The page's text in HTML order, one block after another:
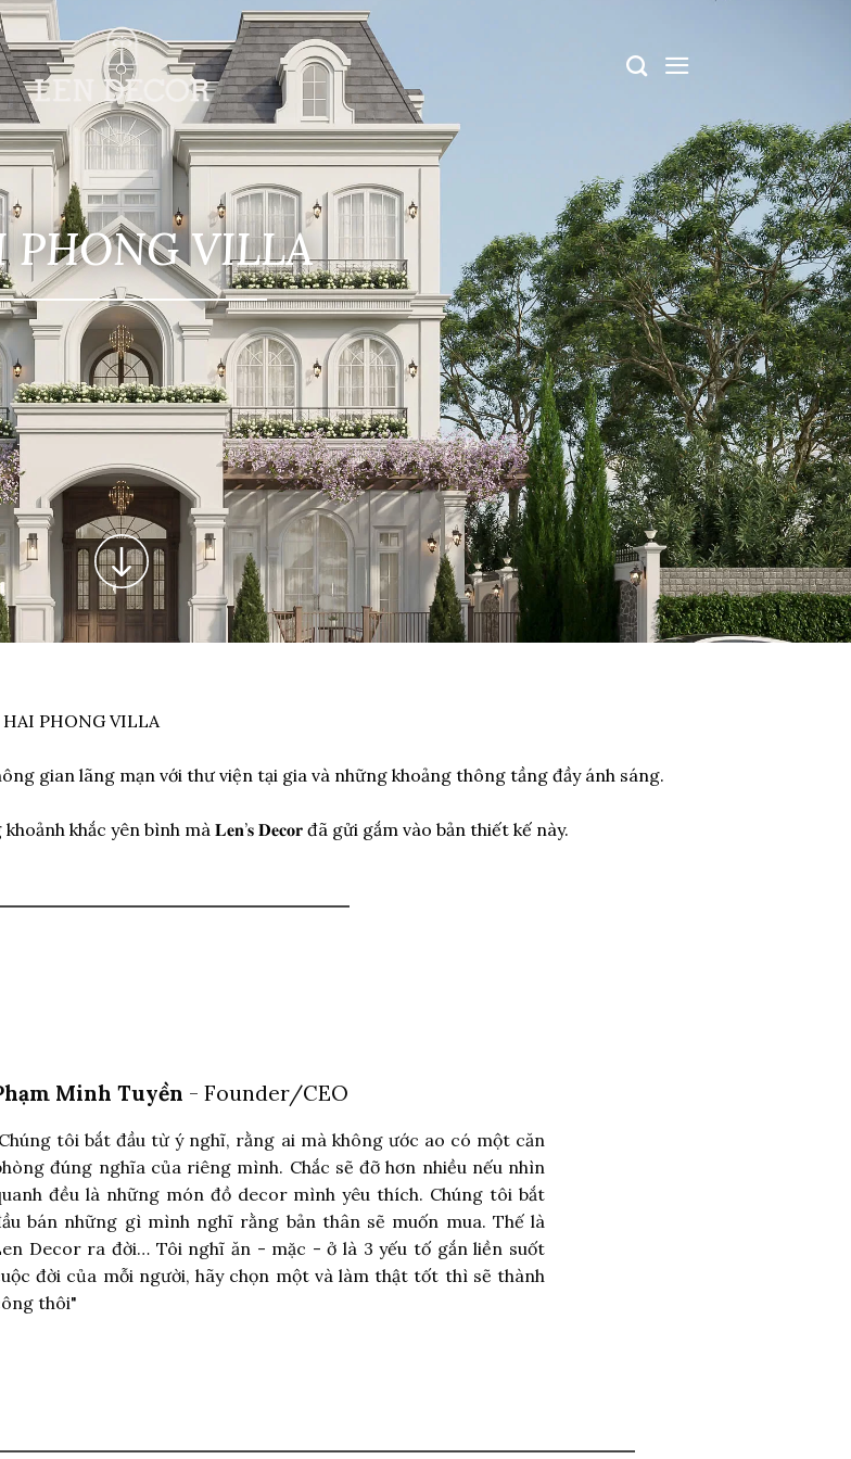
PHONG VILLA
PHONG VILLA
gian lãng mạn với thư viện tại gia và những khoảng thông tầng đầy ánh sáng.
khắc yên bình mà 𝐋𝐞𝐧’𝐬 𝐃𝐞𝐜𝐨𝐫 đã gửi gắm vào bản thiết kế này.
Minh Tuyền - Founder/CEO
tôi bắt đầu từ ý nghĩ, rằng ai mà không ước ao có một căn
đúng nghĩa của riêng mình. Chắc sẽ đỡ hơn nhiều nếu nhìn
đều là những món đồ decor mình yêu thích. Chúng tôi bắt
bán những gì mình nghĩ rằng bản thân sẽ muốn mua. Thế là
Decor ra đời… Tôi nghĩ ăn - mặc - ở là 3 yếu tố gắn liền suốt
đời của mỗi người, hãy chọn một và làm thật tốt thì sẽ thành
thôi"